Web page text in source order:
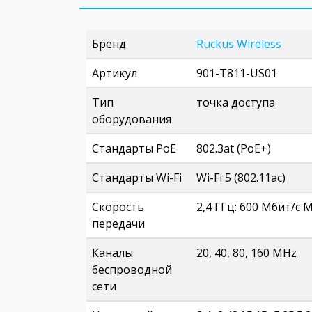
Бренд
Ruckus Wireless
Артикул
901-T811-US01
Тип
оборудования
точка доступа
Стандарты PoE
802.3at (PoE+)
Стандарты Wi-Fi
Wi-Fi 5 (802.11ac)
Скорость
передачи
2,4 ГГц: 600 Мбит/с
Каналы
беспроводной
сети
20, 40, 80, 160 MHz